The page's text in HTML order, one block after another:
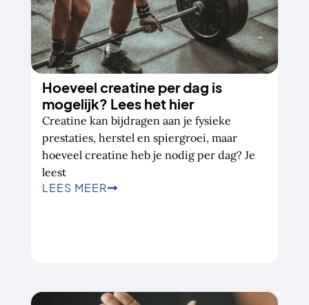
Hoeveel creatine per dag is
mogelijk? Lees het hier
Creatine kan bijdragen aan je fysieke
prestaties, herstel en spiergroei, maar
hoeveel creatine heb je nodig per dag? Je
leest
LEES MEER